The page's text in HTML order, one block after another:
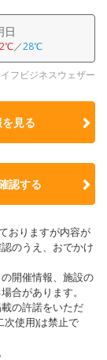
日
／28℃
フビジネスウェザー
見る
認する
おりますが内容が
のうえ、おでかけ
開催情報、施設の
合があります。
の許諾をいただ
次使用)は禁止で